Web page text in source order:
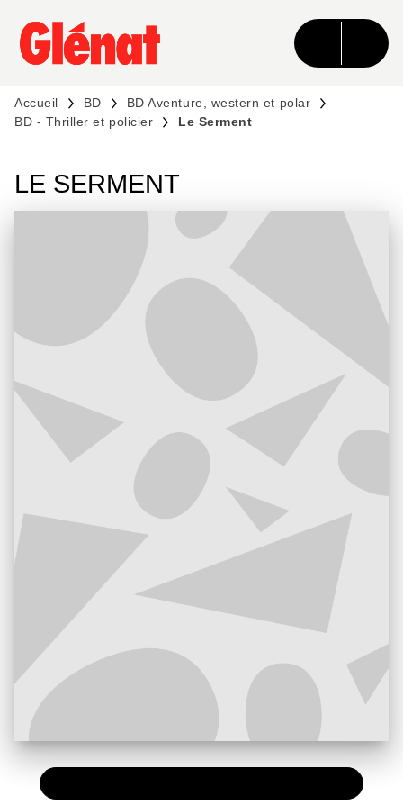
MENU RECHERCHE CONTENU
PIED DE PAGE
Accueil BD
BD Aventure, western et polar
BD - Thriller et policier
Le Serment
LE SERMENT